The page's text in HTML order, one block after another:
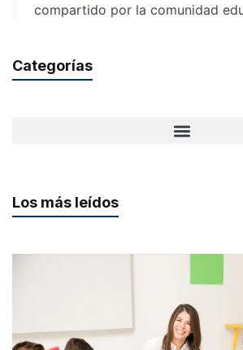
compartido por la comunidad
Categorías
Los más leídos